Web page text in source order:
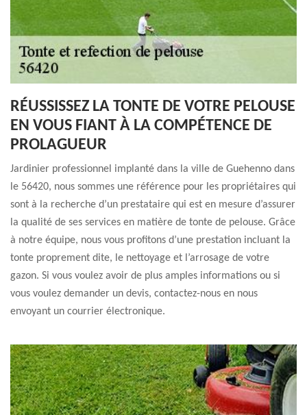
RÉUSSISSEZ LA TONTE DE VOTRE PELOUSE
EN VOUS FIANT À LA COMPÉTENCE DE
PROLAGUEUR
Jardinier professionnel implanté dans la ville de Guehenno dans
le 56420, nous sommes une référence pour les propriétaires qui
sont à la recherche d’un prestataire qui est en mesure d’assurer
la qualité de ses services en matière de tonte de pelouse. Grâce
à notre équipe, nous vous profitons d’une prestation incluant la
tonte proprement dite, le nettoyage et l’arrosage de votre
gazon. Si vous voulez avoir de plus amples informations ou si
vous voulez demander un devis, contactez-nous en nous
envoyant un courrier électronique.